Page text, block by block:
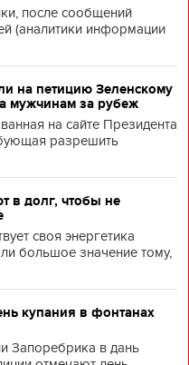
после сообщений
(аналитики информации
на петицию Зеленскому
мужчинам за рубеж
на сайте Президента
разрешить
в долг, чтобы не
своя энергетика
большое значение тому,
купания в фонтанах
Запоребрика в дань